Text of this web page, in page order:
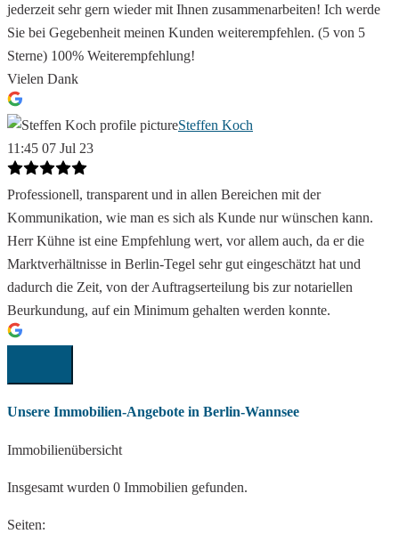
jederzeit sehr gern wieder mit Ihnen zusammenarbeiten! Ich werde
Sie bei Gegebenheit meinen Kunden weiterempfehlen. (5 von 5
Sterne) 100% Weiterempfehlung!
Vielen Dank
Steffen Koch
11:45 07 Jul 23
Professionell, transparent und in allen Bereichen mit der
Kommunikation, wie man es sich als Kunde nur wünschen kann.
Herr Kühne ist eine Empfehlung wert, vor allem auch, da er die
Marktverhältnisse in Berlin-Tegel sehr gut eingeschätzt hat und
dadurch die Zeit, von der Auftragserteilung bis zur notariellen
Beurkundung, auf ein Minimum gehalten werden konnte.
Unsere Immobilien-Angebote in Berlin-Wannsee
Immobilienübersicht
Insgesamt wurden 0 Immobilien gefunden.
Seiten: